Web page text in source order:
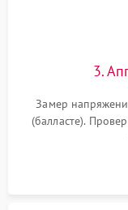
3.
Замер
(балласте).
или
температуры